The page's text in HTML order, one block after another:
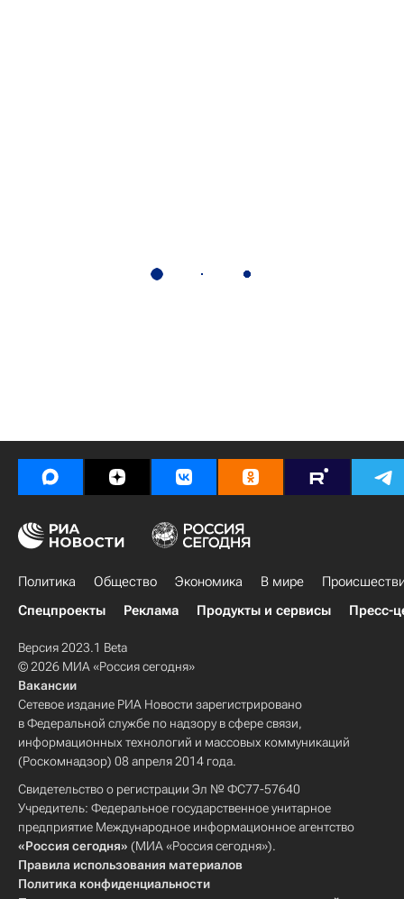
Политика Общество Экономика В мире
Спецпроекты
Реклама Продукты и сервисы Пресс-
Версия 2023.1 Beta
© 2026 МИА «Россия сегодня»
Вакансии
Сетевое издание РИА Новости зарегистрировано
в Федеральной службе по надзору в сфере связи,
информационных технологий и массовых коммуникаций
(Роскомнадзор) 08 апреля 2014 года.
Свидетельство о регистрации Эл № ФС77-57640
Учредитель: Федеральное государственное унитарное
предприятие Международное информационное агентство
«Россия сегодня» (МИА «Россия сегодня»).
Правила использования материалов
Политика конфиденциальности